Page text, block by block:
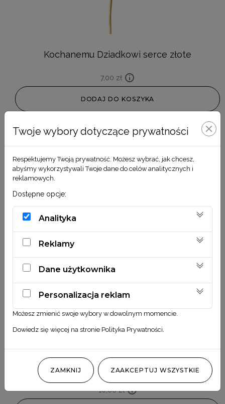
Kochanemu Dziadkowi serce złote
7,00 zł
DODAJ DO KOSZYKA
Dziękuję złoty
10,00zł
Twoje wybory dotyczące prywatności
Respektujemy Twoją prywatność. Możesz wybrać, jak chcesz,
abyśmy wykorzystywali Twoje dane do celów analitycznych i
reklamowych.
Dostępne opcje:
Analityka
Reklamy
Dane użytkownika
Personalizacja reklam
Możesz zmienić swoje wybory w dowolnym momencie.
Dowiedz się więcej na stronie Polityka Prywatności
ZAMKNIJ ZAAKCEPTUJ WSZYSTKIE